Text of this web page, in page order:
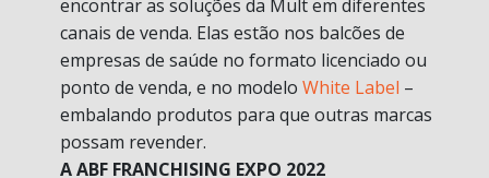
encontrar as soluções da Mult em diferentes
canais de venda. Elas estão nos balcões de
empresas de saúde no formato licenciado ou
ponto de venda, e no modelo White Label –
embalando produtos para que outras marcas
possam revender.
A ABF FRANCHISING EXPO 2022